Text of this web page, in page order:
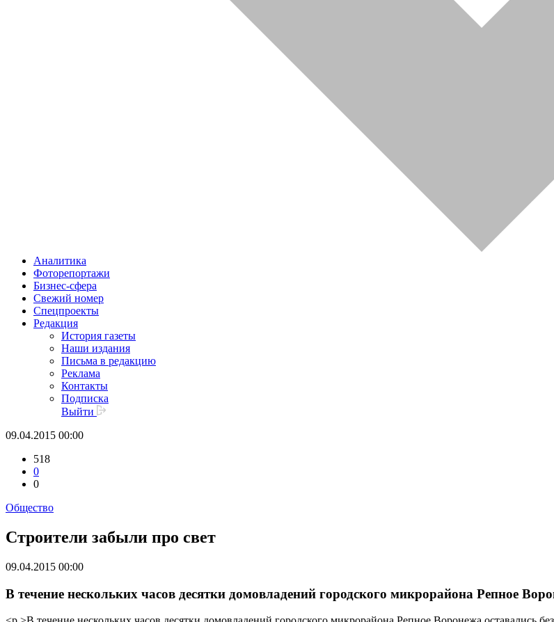
Аналитика
Фоторепортажи
Бизнес-сфера
Свежий номер
Спецпроекты
Редакция
История газеты
Наши издания
Письма в редакцию
Реклама
Контакты
Подписка
Выйти
09.04.2015 00:00
518
0
0
Общество
Строители забыли про свет
09.04.2015 00:00
В течение нескольких часов десятки домовладений городского микрорайона Репное